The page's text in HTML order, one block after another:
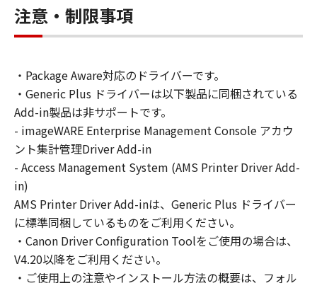
ること、またはコンピューターにおいて表示す
ること、アクセスすること、もしくは実行する
ことのいずれも含むものとします。）するため
お客様は、また「指定機器」にネットワークを
通じて接続されたコンピューター上で、かかる
コンピューターの使用者に対して「本ソフトウ
ェア」を使用させることができますが、かかる
コンピューターの使用者に本契約書上の義務お
よび条件を遵守させるとともに、その履行に関
し全責任を負うことを条件とします。
(2) お客様は、上記(1)に基づいて「本ソフトウ
ェア」を使用するためのバックアップとして、
「本ソフトウェア」を１部、複製することがで
きます。
(3) 上記(1)および(2)に定める場合を除き、キヤ
ノンまたはキヤノンのライセンサーのいかなる
注意・制限事項
・Package Aware対応のドライバーです。
・Generic Plus ドライバーは以下製品に同梱されている
Add-in製品は非サポートです。
- imageWARE Enterprise Management Console アカウ
ント集計管理Driver Add-in
- Access Management System (AMS Printer Driver Add-
in)
AMS Printer Driver Add-inは、Generic Plus ドライバー
に標準同梱しているものをご利用ください。
・Canon Driver Configuration Toolをご使用の場合は、
V4.20以降をご利用ください。
・ご使用上の注意やインストール方法の概要は、フォル